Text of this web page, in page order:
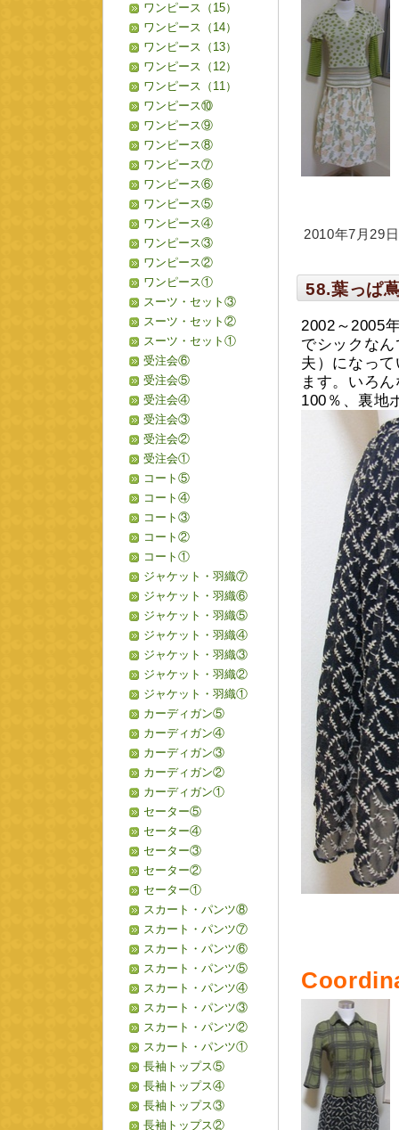
2010年7月29
58.葉っぱ
2002～2005
でシックな
夫）になっ
ます。いろ
100％、裏地
ワンピース（15）
ワンピース（14）
ワンピース（13）
ワンピース（12）
ワンピース（11）
ワンピース⑩
ワンピース⑨
ワンピース⑧
ワンピース⑦
ワンピース⑥
ワンピース⑤
ワンピース④
ワンピース③
ワンピース②
ワンピース①
スーツ・セット③
スーツ・セット②
スーツ・セット①
受注会⑥
受注会⑤
受注会④
受注会③
受注会②
受注会①
コート⑤
コート④
コート③
コート②
コート①
ジャケット・羽織⑦
ジャケット・羽織⑥
ジャケット・羽織⑤
ジャケット・羽織④
ジャケット・羽織③
ジャケット・羽織②
ジャケット・羽織①
カーディガン⑤
カーディガン④
カーディガン③
カーディガン②
カーディガン①
セーター⑤
セーター④
セーター③
セーター②
セーター①
スカート・パンツ⑧
スカート・パンツ⑦
スカート・パンツ⑥
スカート・パンツ⑤
スカート・パンツ④
スカート・パンツ③
スカート・パンツ②
スカート・パンツ①
長袖トップス⑤
長袖トップス④
長袖トップス③
長袖トップス②